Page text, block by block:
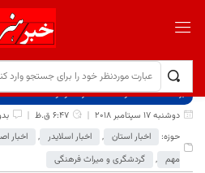
برگ نخست نوشته‌ها
رشد و توسعه اقامتگاه
دوشنبه 17 سپتامبر 2018
6:47 ق.ظ
حوزه:
اخبار استان , اخبار اسلایدر , اخبار
مهم , گردشگری و میراث فرهنگی